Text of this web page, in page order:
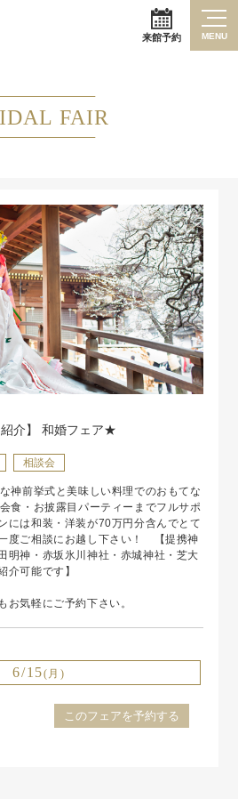
来館予約 MENU
FAIR
紹介】 和婚フェア★
相談会
神前挙式と美味しい料理でのおもてな
食・お披露目パーティーまでフルサポ
には和装・洋装が70万円分含んでとて
度ご相談にお越し下さい！ 【提携神
明神・赤坂氷川神社・赤城神社・芝大
介可能です】
気軽にご予約下さい。
6/15(月)
このフェアを予約する